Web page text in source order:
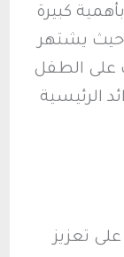
كبيرة
حيث يشتهر
على الطفل
الرئيسية
تعزيز